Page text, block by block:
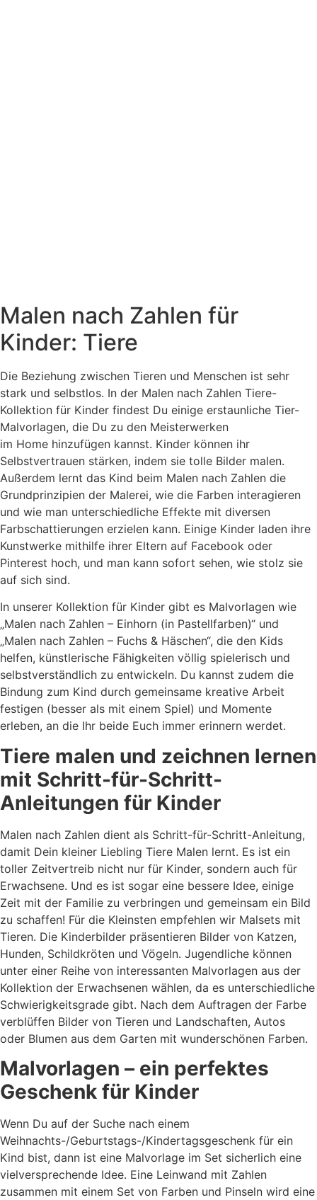
Malen nach Zahlen für
Kinder: Tiere
Die Beziehung zwischen Tieren und Menschen ist sehr
stark und selbstlos. In der Malen nach Zahlen Tiere-
Kollektion für Kinder findest Du einige erstaunliche Tier-
Malvorlagen, die Du zu den Meisterwerken
im Home hinzufügen kannst. Kinder können ihr
Selbstvertrauen stärken, indem sie tolle Bilder malen.
Außerdem lernt das Kind beim Malen nach Zahlen die
Grundprinzipien der Malerei, wie die Farben interagieren
und wie man unterschiedliche Effekte mit diversen
Farbschattierungen erzielen kann. Einige Kinder laden ihre
Kunstwerke mithilfe ihrer Eltern auf Facebook oder
Pinterest hoch, und man kann sofort sehen, wie stolz sie
auf sich sind.
In unserer Kollektion für Kinder gibt es Malvorlagen wie
„Malen nach Zahlen – Einhorn (in Pastellfarben)“ und
„Malen nach Zahlen – Fuchs & Häschen“, die den Kids
helfen, künstlerische Fähigkeiten völlig spielerisch und
selbstverständlich zu entwickeln. Du kannst zudem die
Bindung zum Kind durch gemeinsame kreative Arbeit
festigen (besser als mit einem Spiel) und Momente
erleben, an die Ihr beide Euch immer erinnern werdet.
Tiere malen und zeichnen lernen
mit Schritt-für-Schritt-
Anleitungen für Kinder
Malen nach Zahlen dient als Schritt-für-Schritt-Anleitung,
damit Dein kleiner Liebling Tiere Malen lernt. Es ist ein
toller Zeitvertreib nicht nur für Kinder, sondern auch für
Erwachsene. Und es ist sogar eine bessere Idee, einige
Zeit mit der Familie zu verbringen und gemeinsam ein Bild
zu schaffen! Für die Kleinsten empfehlen wir Malsets mit
Tieren. Die Kinderbilder präsentieren Bilder von Katzen,
Hunden, Schildkröten und Vögeln. Jugendliche können
unter einer Reihe von interessanten Malvorlagen aus der
Kollektion der Erwachsenen wählen, da es unterschiedliche
Schwierigkeitsgrade gibt. Nach dem Auftragen der Farbe
verblüffen Bilder von Tieren und Landschaften, Autos
oder Blumen aus dem Garten mit wunderschönen Farben.
Malvorlagen – ein perfektes
Geschenk für Kinder
Wenn Du auf der Suche nach einem
Weihnachts-/Geburtstags-/Kindertagsgeschenk für ein
Kind bist, dann ist eine Malvorlage im Set sicherlich eine
vielversprechende Idee. Eine Leinwand mit Zahlen
zusammen mit einem Set von Farben und Pinseln wird eine